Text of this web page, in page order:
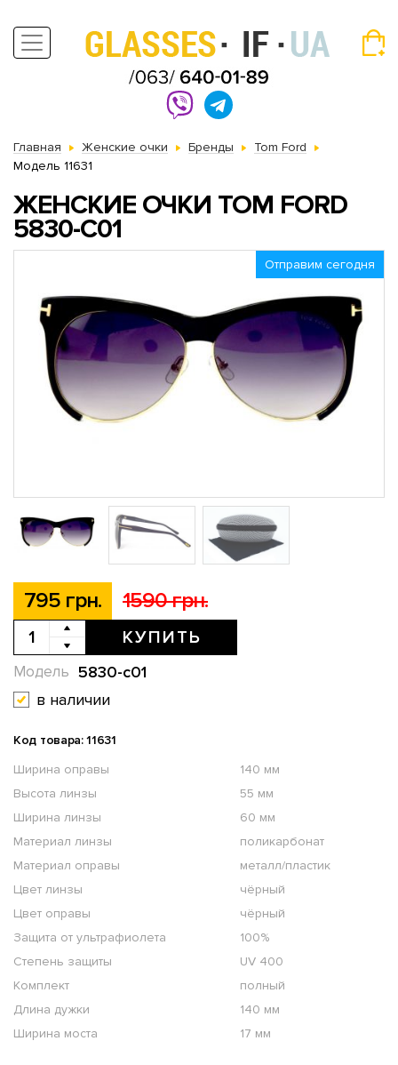
Главная Женские очки Бренды
Tom Ford
Модель 11631
ЖЕНСКИЕ ОЧКИ TOM FORD
5830-C01
Отправим сегодня
795 грн. 1590 грн.
КУПИТЬ
5830-c01
Модель
в наличии
Код товара: 11631
Ширина оправы
140 мм
Высота линзы
55 мм
Ширина линзы
60 мм
Материал линзы
поликарбонат
Материал оправы
металл/пластик
Цвет линзы
чёрный
Цвет оправы
чёрный
Защита от ультрафиолета
100%
Степень защиты
UV 400
Комплект
полный
Длина дужки
140 мм
Ширина моста
17 мм